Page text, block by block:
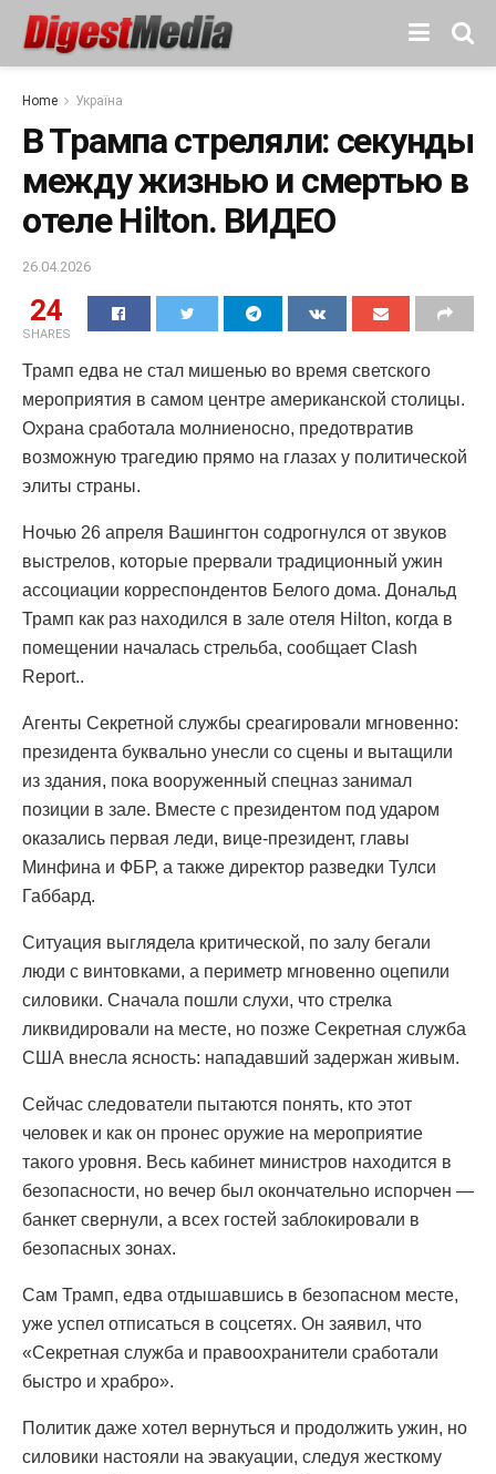
Home Україна
В Трампа стреляли: секунды
между жизнью и смертью в
отеле Hilton. ВИДЕО
26.04.2026
24
SHARES
Трамп едва не стал мишенью во время светского
мероприятия в самом центре американской столицы.
Охрана сработала молниеносно, предотвратив
возможную трагедию прямо на глазах у политической
элиты страны.
Ночью 26 апреля Вашингтон содрогнулся от звуков
выстрелов, которые прервали традиционный ужин
ассоциации корреспондентов Белого дома. Дональд
Трамп как раз находился в зале отеля Hilton, когда в
помещении началась стрельба, сообщает Clash
Report..
Агенты Секретной службы среагировали мгновенно:
президента буквально унесли со сцены и вытащили
из здания, пока вооруженный спецназ занимал
позиции в зале. Вместе с президентом под ударом
оказались первая леди, вице-президент, главы
Минфина и ФБР, а также директор разведки Тулси
Габбард.
Ситуация выглядела критической, по залу бегали
люди с винтовками, а периметр мгновенно оцепили
силовики. Сначала пошли слухи, что стрелка
ликвидировали на месте, но позже Секретная служба
США внесла ясность: нападавший задержан живым.
Сейчас следователи пытаются понять, кто этот
человек и как он пронес оружие на мероприятие
такого уровня. Весь кабинет министров находится в
безопасности, но вечер был окончательно испорчен —
банкет свернули, а всех гостей заблокировали в
безопасных зонах.
Сам Трамп, едва отдышавшись в безопасном месте,
уже успел отписаться в соцсетях. Он заявил, что
«Секретная служба и правоохранители сработали
быстро и храбро».
Политик даже хотел вернуться и продолжить ужин, но
силовики настояли на эвакуации, следуя жесткому